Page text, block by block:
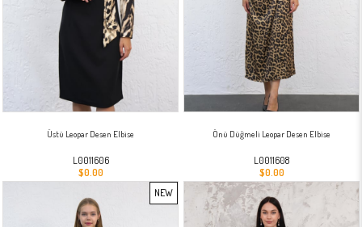
Üstü Leopar Desen Elbise
L0011606
$0.00
Önü Düğmeli Leopar Desen Elbise
L0011608
$0.00
NEW